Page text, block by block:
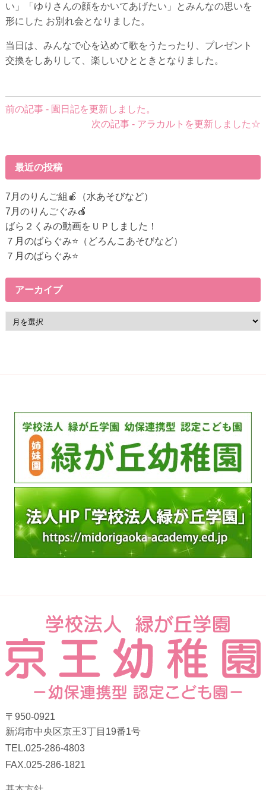
い」「ゆりさんの顔をかいてあげたい」とみんなの思いを
形にした お別れ会となりました。
当日は、みんなで心を込めて歌をうたったり、プレゼント
交換をしありして、楽しいひとときとなりました。
前
へ
の
リ
ン
ク
前の記事 - 園日記を更新しました。
次の記事 - アラカルトを更新しました☆
最近の投稿
7月のりんご組🍎（水あそびなど）
7月のりんごぐみ🍎
ばら２くみの動画をＵＰしました！
７月のばらぐみ⭐（どろんこあそびなど）
７月のばらぐみ⭐
アーカイブ
ー
ブ
〒950-0921
新潟市中央区京王3丁目19番1号
TEL.025-286-4803
FAX.025-286-1821